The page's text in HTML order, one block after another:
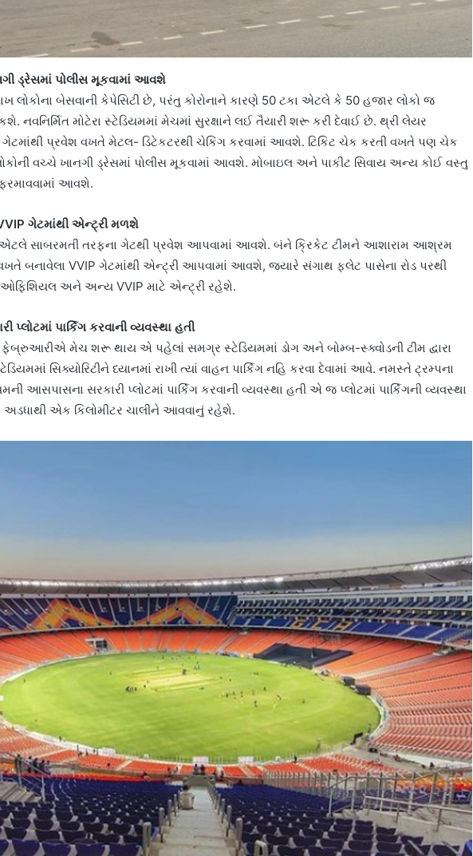
ડ્રેસમાં પોલીસ મૂકવામાં આવશે
લોકોના બેસવાની કેપેસિટી છે, પરંતુ કોરોનાને કારણે 50 ટકા એટલે કે 50 હજાર લોકો જ
નવનિર્મિત મોટેરા સ્ટેડિયમમાં મેચમાં સુરક્ષાને લઈ તૈયારી શરૂ કરી દેવાઈ છે. થ્રી લેયર
ગેટમાંથી પ્રવેશ વખતે મેટલ- ડિટેકટરથી ચેકિંગ કરવામાં આવશે. ટિકિટ ચેક કરતી વખતે પણ ચેક
વચ્ચે ખાનગી ડ્રેસમાં પોલીસ મૂકવામાં આવશે. મોબાઇલ અને પાકીટ સિવાય અન્ય કોઈ વસ્તુ
આવશે.
ગેટમાંથી એન્ટ્રી મળશે
એટલે સાબરમતી તરફના ગેટથી પ્રવેશ આપવામાં આવશે. બંને ક્રિકેટ ટીમને આશારામ આશ્રમ
બનાવેલા VVIP ગેટમાંથી એન્ટ્રી આપવામાં આવશે, જ્યારે સંગાથ ફ્લેટ પાસેના રોડ પરથી
અને અન્ય VVIP માટે એન્ટ્રી રહેશે.
પાર્કિગ કરવાની વ્યવસ્થા હતી
મેચ શરૂ થાય એ પહેલાં સમગ્ર સ્ટેડિયમમાં ડોગ અને બોમ્બ-સ્ક્વોડની ટીમ દ્વારા
સિક્યોરિટીને ધ્યાનમાં રાખી ત્યાં વાહન પાર્કિગ નહિ કરવા દેવામાં આવે. નમસ્તે ટ્રમ્પના
આસપાસના સરકારી પ્લોટમાં પાર્કિગ કરવાની વ્યવસ્થા હતી એ જ પ્લોટમાં પાર્કિગની વ્યવસ્થા
એક કિલોમીટર ચાલીને આવવાનું રહેશે.